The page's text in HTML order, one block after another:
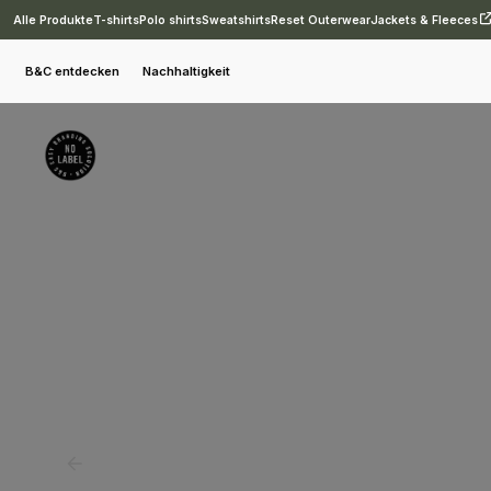
Alle ProdukteT-shirtsPolo shirtsSweatshirtsReset OuterwearJackets & Fleeces
B&C entdecken Nachhaltigkeit